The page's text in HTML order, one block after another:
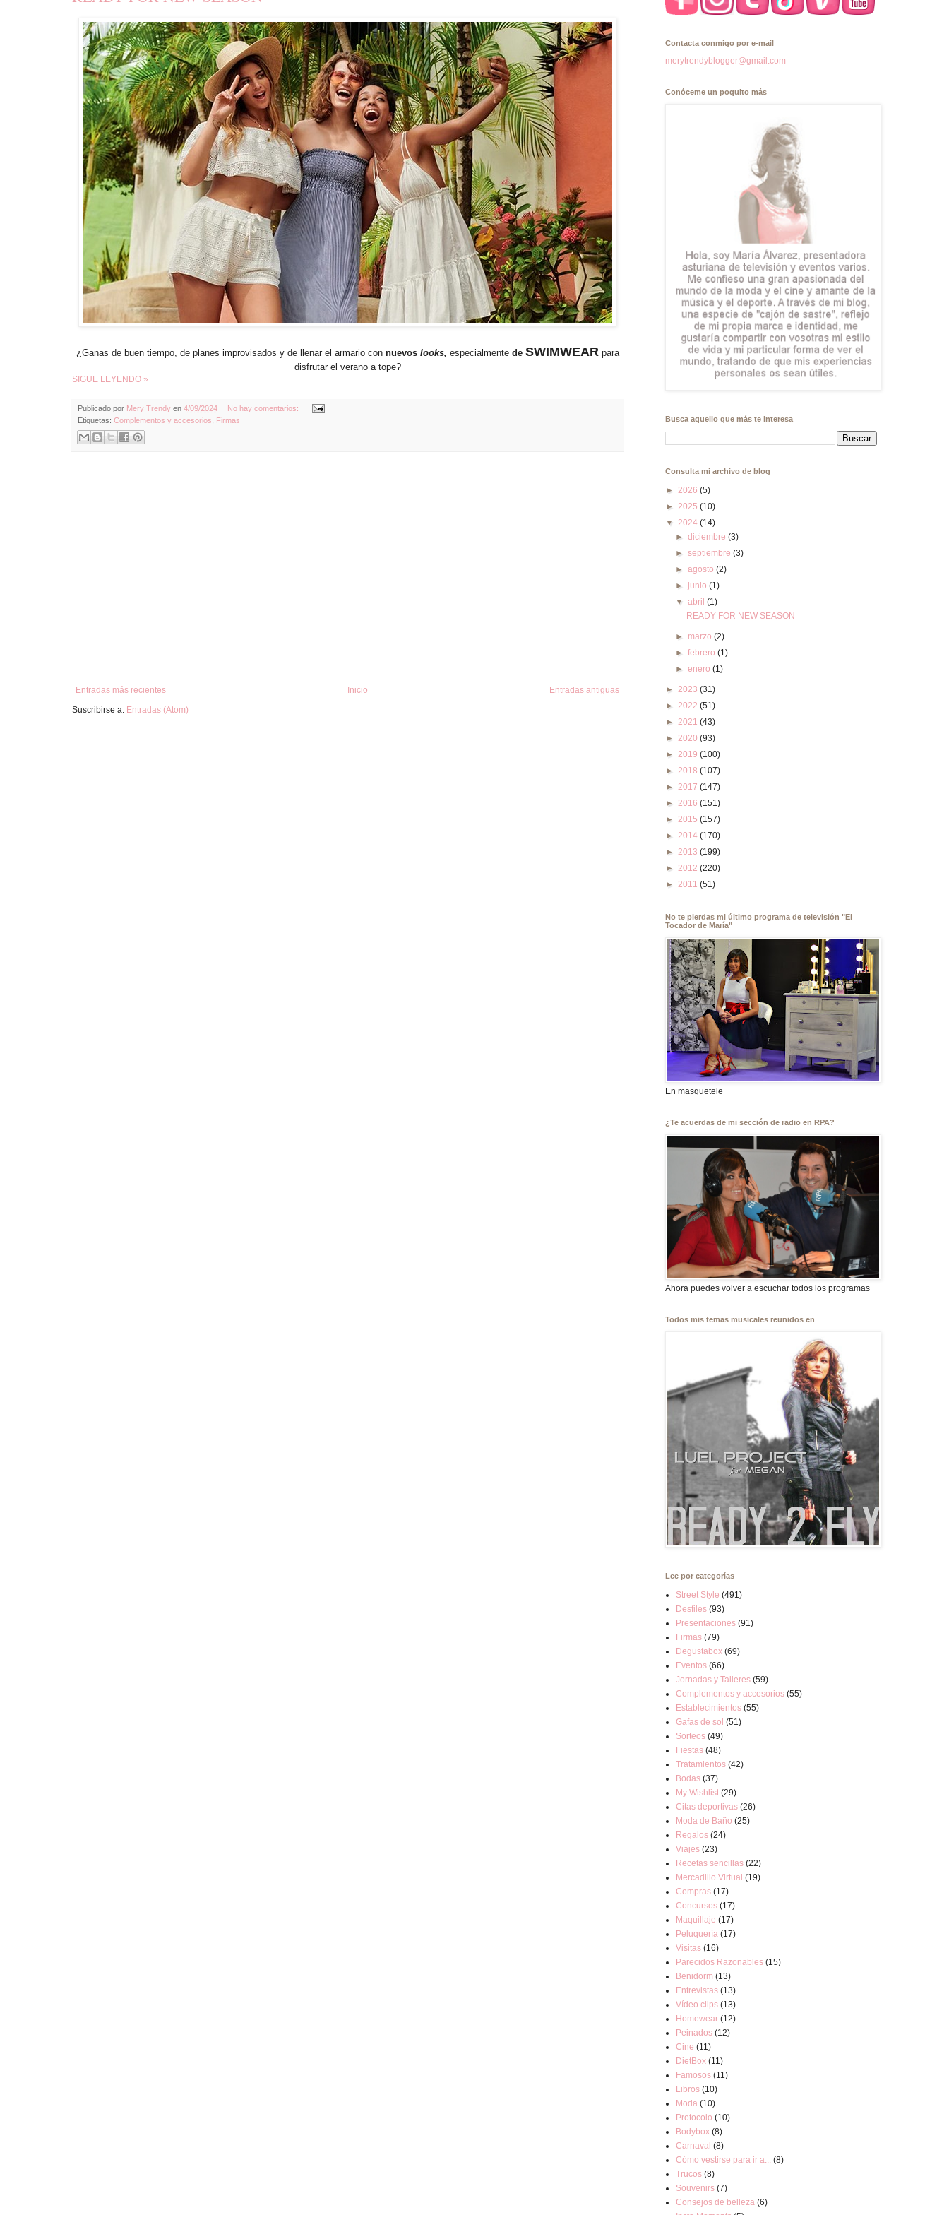
¿Ganas de buen tiempo, de planes improvisados y de llenar el armario con nuevos looks, especialmente de SWIMWEAR para
disfrutar el verano a tope?
SIGUE LEYENDO »
Publicado por Mery Trendy en 4/09/2024
No hay comentarios:
Etiquetas: Complementos y accesorios Firmas
Entradas más recientes Entradas antiguas
Inicio
Suscribirse a: Entradas (Atom)
Contacta conmigo por e-mail
merytrendyblogger@gmail.com
Conóceme un poquito más
Busca aquello que más te interesa
Consulta mi archivo de blog
► 2026 (5)
► 2025 (10)
▼ 2024 (14)
►diciembre(3)
►septiembre(3)
►agosto(2)
► junio(1)
▼abril(1)
READY FOR NEW SEASON
► marzo(2)
►febrero(1)
►enero(1)
► 2023 (31)
► 2022 (51)
► 2021 (43)
► 2020 (93)
► 2019 (100)
► 2018 (107)
► 2017 (147)
► 2016 (151)
► 2015 (157)
► 2014 (170)
► 2013 (199)
► 2012 (220)
► 2011 (51)
No te pierdas mi último programa de televisión "El
Tocador de María"
En masquetele
¿Te acuerdas de mi sección de radio en RPA?
Ahora puedes volver a escuchar todos los programas
Todos mis temas musicales reunidos en
Lee por categorías
Street Style (491)
Desfiles (93)
Presentaciones (91)
Firmas (79)
Degustabox (69)
Eventos (66)
Jornadas y Talleres (59)
Complementos y accesorios (55)
Establecimientos (55)
Gafas de sol (51)
Sorteos (49)
Fiestas (48)
Tratamientos (42)
Bodas (37)
My Wishlist (29)
Citas deportivas (26)
Moda de Baño (25)
Regalos (24)
Viajes (23)
Recetas sencillas (22)
Mercadillo Virtual (19)
Compras (17)
Concursos (17)
Maquillaje (17)
Peluquería (17)
Visitas (16)
Parecidos Razonables (15)
Benidorm (13)
Entrevistas (13)
Vídeo clips (13)
Homewear (12)
Peinados (12)
Cine (11)
DietBox (11)
Famosos (11)
Libros (10)
Moda (10)
Protocolo (10)
Bodybox (8)
Carnaval (8)
Cómo vestirse para ir a... (8)
Trucos (8)
Souvenirs (7)
Consejos de belleza (6)